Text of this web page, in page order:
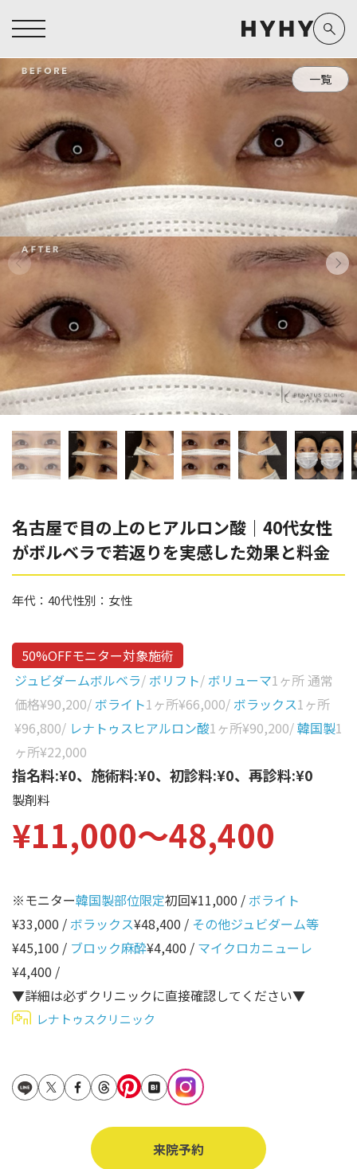
ヒアルロン酸注入症例一覧
医療脱毛症例一覧
アートメイク症例一覧
クリニック一覧
医師一覧
看護師一覧
新着情報
よくあるご質問
お問い合わせ
プライバシーポリシー
未成年の方へ
ヒアルロン酸注入 医療脱毛
Doctor
担当医師から探す
副田 周
高橋 希
東山 麻伊子
松村 仁
泉 洋平
辻橋 勇祐
阿部 竜介
Parts
部位から探す
額
こめかみ
目の上
涙袋
眼窩縁（目の下）
ゴルゴライン
鼻
ほうれい線
鼻翼基部
唇
口角
顎
首
ヒアルロン酸リフトアッ
立ち耳
鎖骨
Preparation
製剤から探す
ザーフ(XERF)
ボリューマ
ボルベラ
ボライト
レナトゥスヒアルロン酸
ダイヤモンドフィール/ピ
ネハ
リジュラン
ゴウリ
その他
Gender
性別から探す
その他
年代から探す
10代
30代
60代
80代
一覧
名古屋で目の上のヒアルロン酸｜40代女性
がボルベラで若返りを実感した効果と料金
年代： 40代性別： 女性
50%OFFモニター対象施術
ジュビダームボルベラ/ ボリフト/ ボリューマ1ヶ所 通常
価格¥90,200/ ボライト1ヶ所¥66,000/ ボラックス1ヶ所
¥96,800/ レナトゥスヒアルロン酸1ヶ所¥90,200/韓国製1
ヶ所¥22,000
指名料:¥0、施術料:¥0、初診料:¥0、再診料:¥0
製剤料
¥11,000〜48,400
※モニター韓国製部位限定初回¥11,000 / ボライト
¥33,000 / ボラックス¥48,400 / その他ジュビダーム等
¥45,100 / ブロック麻酔¥4,400 / マイクロカニューレ
¥4,400 /
▼詳細は必ずクリニックに直接確認してください▼
レナトゥスクリニック
来院予約